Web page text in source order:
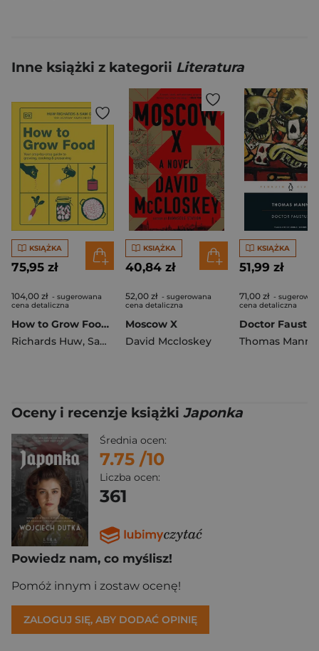
Inne książki z kategorii Literatura
KSIĄŻKA
75,95 zł
104,00 zł - sugerowana
cena detaliczna
How to Grow Food. Your Crop-by-Crop Guide to Growing, Cooking, & Preserving
Richards Huw, Sam Cooper
KSIĄŻKA
40,84 zł
52,00 zł - sugerowana
cena detaliczna
Moscow X
David Mccloskey
KSIĄŻKA
51,99 zł
71,00 zł -
cena detaliczna
Doctor Faustus
Thomas Mann
Oceny i recenzje książki Japonka
Średnia ocen:
7.75 /10
Liczba ocen:
361
Powiedz nam, co myślisz!
Pomóż innym i zostaw ocenę!
ZALOGUJ SIĘ, ABY DODAĆ OPINIĘ